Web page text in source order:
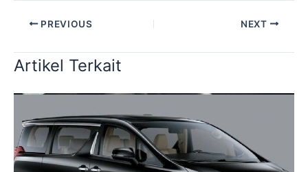
PREVIOUS NEXT
Artikel Terkait